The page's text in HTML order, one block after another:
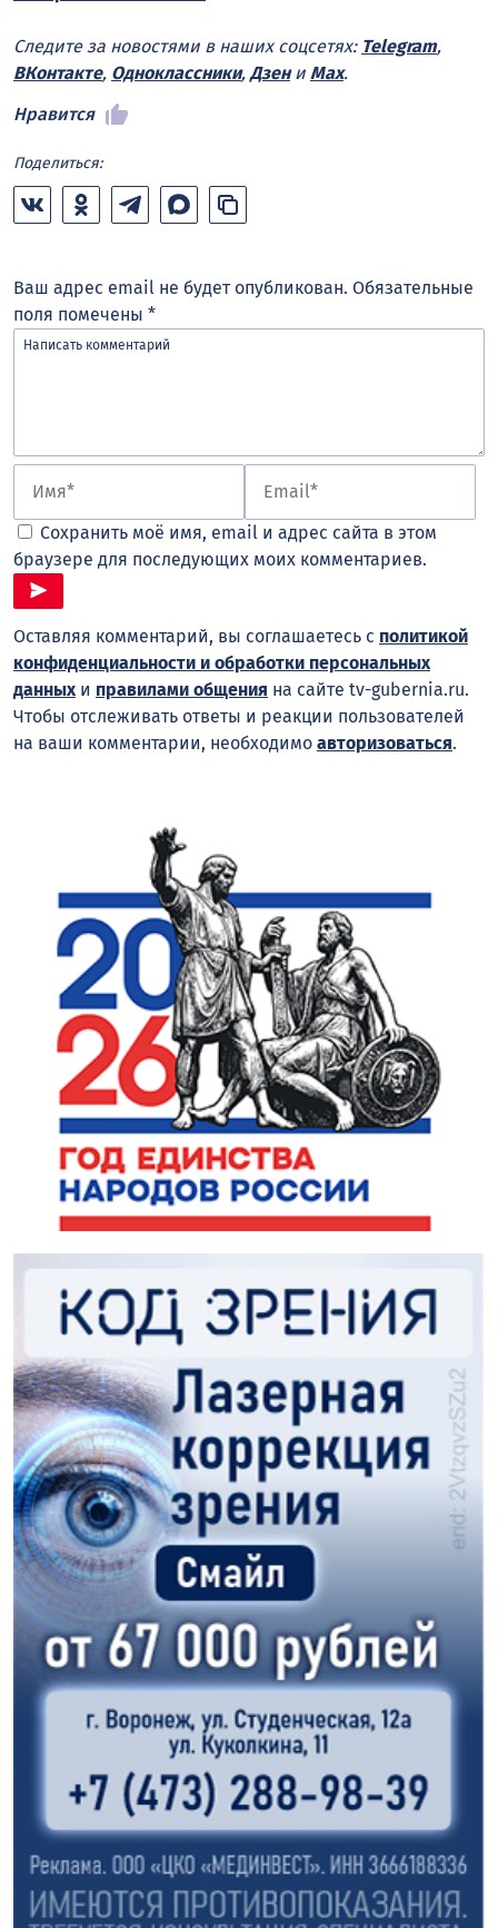
Следите за новостями в наших соцсетях: Telegram,
ВКонтакте, Одноклассники, Дзени Max.
Нравится
Поделиться:
Ваш адрес email не будет опубликован. Обязательные
поля помечены *
Сохранить моё имя, email и адрес сайта в этом
браузере для последующих моих комментариев.
Оставляя комментарий, вы соглашаетесь с политикой
конфиденциальности и обработки персональных
данных и правилами общения на сайте tv-gubernia.ru.
Чтобы отслеживать ответы и реакции пользователей
на ваши комментарии, необходимо авторизоваться.